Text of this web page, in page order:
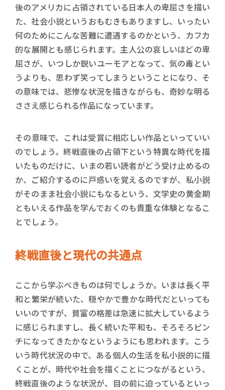
後のアメリカに占領されている日本人の卑屈さを描い
た、社会小説というおもむきもありますし、いったい
何のためにこんな苦難に遭遇するのかという、カフカ
的な展開とも感じられます。主人公の哀しいほどの卑
屈さが、いつしか鋭いユーモアとなって、気の毒とい
うよりも、思わず笑ってしまうということになり、そ
の意味では、悲惨な状況を描きながらも、奇妙な明る
ささえ感じられる作品になっています。
その意味で、これは受賞に相応しい作品といっていい
のでしょう。終戦直後の占領下という特異な時代を描
いたものだけに、いまの若い読者がどう受け止めるの
か、ご紹介するのに戸惑いを覚えるのですが、私小説
がそのまま社会小説にもなるという、文学史の黄金期
ともいえる作品を学んでおくのも貴重な体験となるこ
とでしょう。
終戦直後と現代の共通点
ここから学ぶべきものは何でしょうか。いまは長く平
和と繁栄が続いた、穏やかで豊かな時代だといっても
いいのですが、貧富の格差は急速に拡大しているよう
に感じられますし、長く続いた平和も、そろそろピン
チになってきたかなというようにも思われます。こう
いう時代状況の中で、ある個人の生活を私小説的に描
くことが、時代や社会を描くことにつながるという、
終戦直後のような状況が、目の前に迫っているといっ